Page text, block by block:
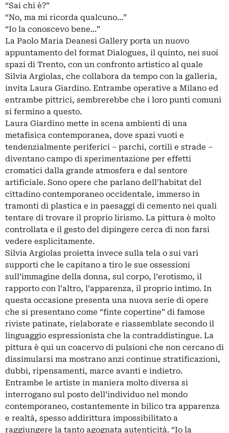
“Sai chi è?”
“No, ma mi ricorda qualcuno…”
“Io la conoscevo bene…”
La Paolo Maria Deanesi Gallery porta un nuovo
appuntamento del format Dialogues, il quinto, nei suoi
spazi di Trento, con un confronto artistico al quale
Silvia Argiolas, che collabora da tempo con la galleria,
invita Laura Giardino. Entrambe operative a Milano ed
entrambe pittrici, sembrerebbe che i loro punti comuni
si fermino a questo.
Laura Giardino mette in scena ambienti di una
metafisica contemporanea, dove spazi vuoti e
tendenzialmente periferici – parchi, cortili e strade –
diventano campo di sperimentazione per effetti
cromatici dalla grande atmosfera e dal sentore
artificiale. Sono opere che parlano dell’habitat del
cittadino contemporaneo occidentale, immerso in
tramonti di plastica e in paesaggi di cemento nei quali
tentare di trovare il proprio lirismo. La pittura è molto
controllata e il gesto del dipingere cerca di non farsi
vedere esplicitamente.
Silvia Argiolas proietta invece sulla tela o sui vari
supporti che le capitano a tiro le sue ossessioni
sull’immagine della donna, sul corpo, l’erotismo, il
rapporto con l’altro, l’apparenza, il proprio intimo. In
questa occasione presenta una nuova serie di opere
che si presentano come “finte copertine” di famose
riviste patinate, rielaborate e riassemblate secondo il
linguaggio espressionista che la contraddistingue. La
pittura è qui un coacervo di pulsioni che non cercano di
dissimularsi ma mostrano anzi continue stratificazioni,
dubbi, ripensamenti, marce avanti e indietro.
Entrambe le artiste in maniera molto diversa si
interrogano sul posto dell’individuo nel mondo
contemporaneo, costantemente in bilico tra apparenza
e realtà, spesso addirittura impossibilitato a
raggiungere la tanto agognata autenticità. “Io la